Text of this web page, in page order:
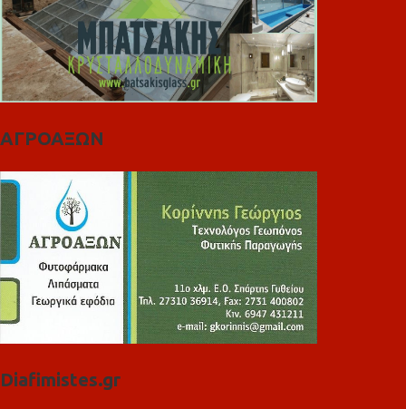
ΑΓΡΟΑΞΩΝ
Diafimistes.gr